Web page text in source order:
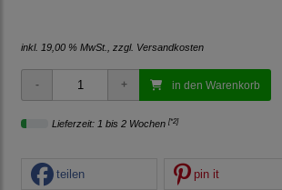
inkl. 19,00 % MwSt., zzgl. Versandkosten
in den Warenkorb
Lieferzeit: 1 bis 2 Wochen [*2]
teilen pin it